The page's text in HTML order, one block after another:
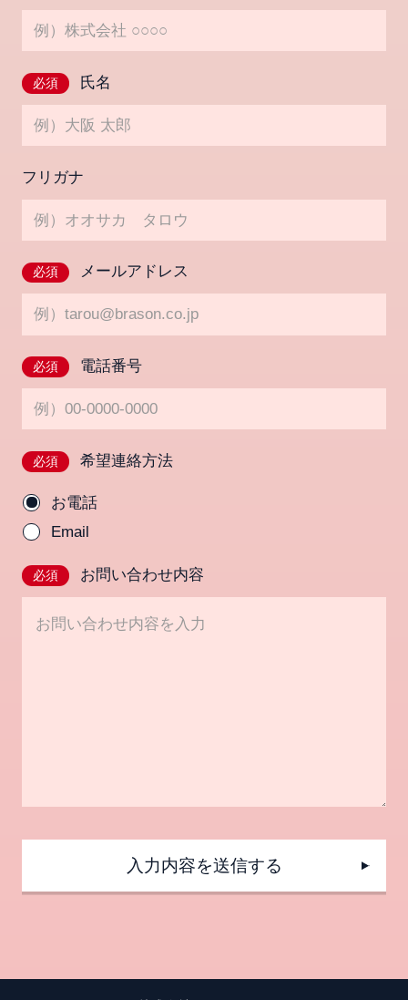
必須 氏名
フリガナ
必須 メールアドレス
必須 電話番号
必須 希望連絡方法
お電話
Email
必須 お問い合わせ内容
入力内容を送信する